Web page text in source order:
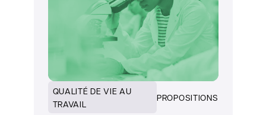
QUALITÉ DE VIE AU
TRAVAIL
PROPOSITIONS